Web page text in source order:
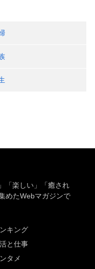
「楽しい」「癒され
めたWebマガジンで
キング
と仕事
タメ